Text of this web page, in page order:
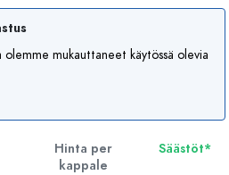
mukauttaneet käytössä olevia
Hinta per
kappale
Säästöt*